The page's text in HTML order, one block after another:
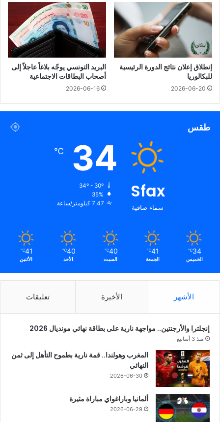
إنطلاق إعلان نتائج الدورة الرئيسية
للبكالوريا
2026-06-20
البريد التونسي يوجّه بلاغاً عاجلاً إلى
أصحاب البطاقات الاجتماعية
2026-06-16
طقس
Sfax
سماء صافية
34
℃
35%
7.47 كيلومتر/ساعة
34
℃
الخميس
41
℃
الجمعة
40
℃
السبت
40
℃
الأحد
41
℃
الأثنين
الأشهر الأخيرة تعليقات
إنجلترا والأرجنتين.. مواجهة نارية على بطاقة نهائي مونديال 2026
منذ 3 أسابيع
المغرب وهولندا.. قمة نارية بطموح التأهل إلى ثمن
النهائي
2026-06-30
ألمانيا وباراغواي مباراة مثيرة
2026-06-29